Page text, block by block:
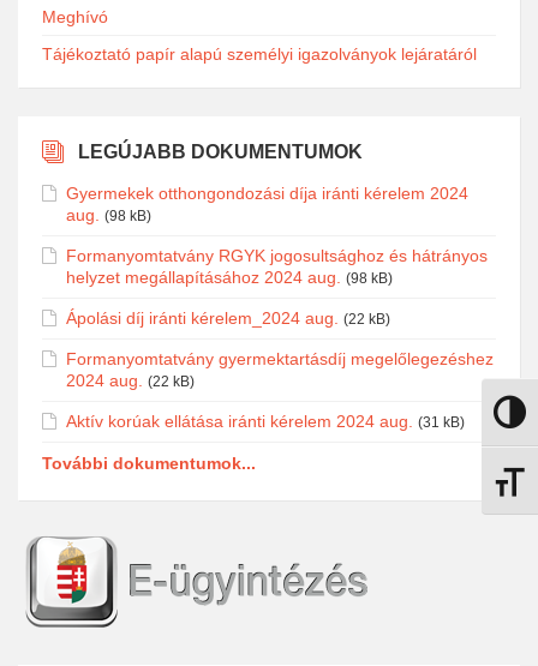
Nagy
Meghívó
Tájékoztató papír alapú személyi igazolványok lejáratáról
LEGÚJABB DOKUMENTUMOK
Gyermekek otthongondozási díja iránti kérelem 2024
aug.
(98 kB)
Formanyomtatvány RGYK jogosultsághoz és hátrányos
helyzet megállapításához 2024 aug.
(98 kB)
Ápolási díj iránti kérelem_2024 aug. (22 kB)
Formanyomtatvány gyermektartásdíj megelőlegezéshez
2024 aug.
(22 kB)
Aktív korúak ellátása iránti kérelem 2024 aug. (31 kB)
További dokumentumok...